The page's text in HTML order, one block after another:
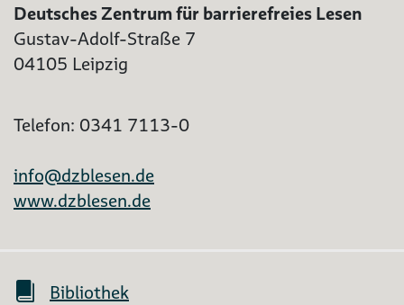
Deutsches Zentrum für barrierefreies Lesen
Gustav-Adolf-Straße 7
04105 Leipzig
Telefon: 0341 7113-0
info@dzblesen.de
www.dzblesen.de
Bibliothek